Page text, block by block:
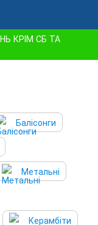
КРІМ СБ ТА
Балісонги
Метальні
Керамбіти